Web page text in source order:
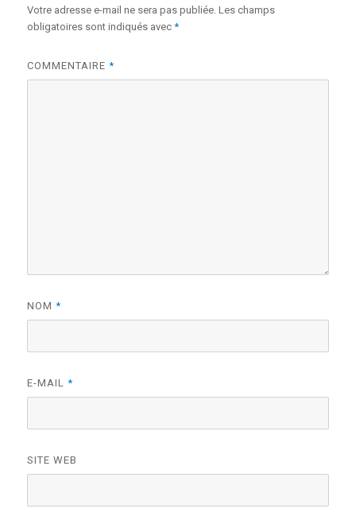
Votre adresse e-mail ne sera pas publiée. Les champs
obligatoires sont indiqués avec*
COMMENTAIRE*
NOM*
E-MAIL*
SITE WEB